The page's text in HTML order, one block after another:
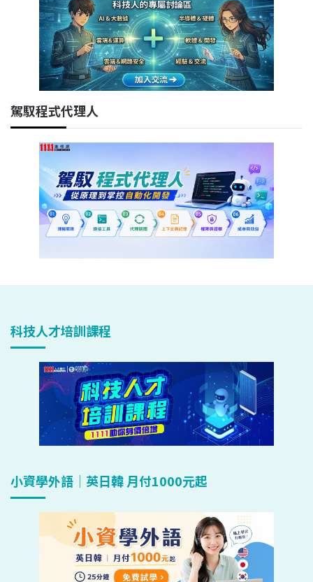
駕馭程式代理人
科技人才培訓課程
小資學外語｜英日韓 月付1000元起